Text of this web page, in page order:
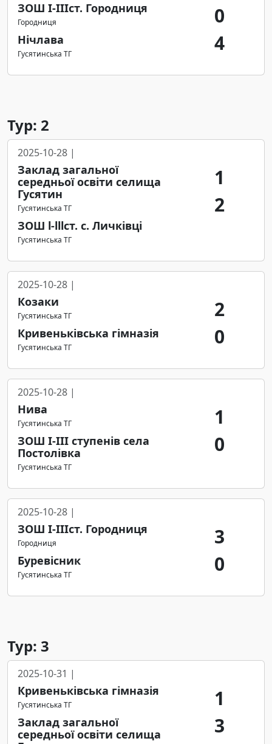
ЗОШ І-ІІІст. Городниця
Городниця
Нічлава
Гусятинська ТГ
0
4
Тур: 2
2025-10-28 |
Заклад загальної
середньої освіти селища
Гусятин
Гусятинська ТГ
ЗОШ l-lllст. с. Личківці
Гусятинська ТГ
1
2
2025-10-28 |
Козаки
Гусятинська ТГ
Кривеньківська гімназія
Гусятинська ТГ
2
0
2025-10-28 |
Нива
Гусятинська ТГ
ЗОШ І-ІІІ ступенів села
Постолівка
Гусятинська ТГ
1
0
2025-10-28 |
ЗОШ І-ІІІст. Городниця
Городниця
Буревісник
Гусятинська ТГ
3
0
Тур: 3
2025-10-31 |
Кривеньківська гімназія
Гусятинська ТГ
Заклад загальної
середньої освіти селища
1
3